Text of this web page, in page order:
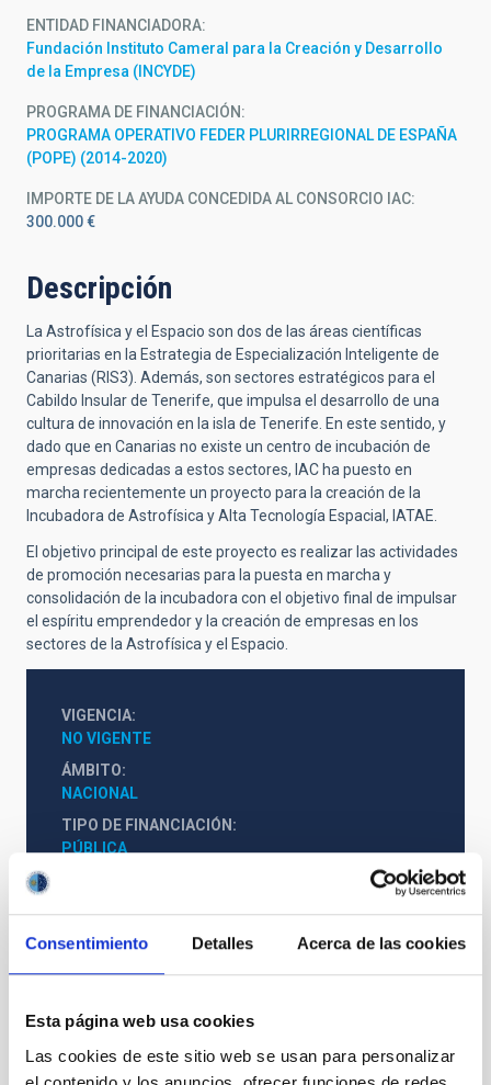
Consentimiento Detalles Acerca de las cookies
Esta página web usa cookies
Las cookies de este sitio web se usan para personalizar
ENTIDAD FINANCIADORA
Fundación Instituto Cameral para la Creación y Desarrollo
de la Empresa (INCYDE)
PROGRAMA DE FINANCIACIÓN
PROGRAMA OPERATIVO FEDER PLURIRREGIONAL DE ESPAÑA
(POPE) (2014-2020)
IMPORTE DE LA AYUDA CONCEDIDA AL CONSORCIO IAC
300.000 €
Descripción
La Astrofísica y el Espacio son dos de las áreas científicas
prioritarias en la Estrategia de Especialización Inteligente de
Canarias (RIS3). Además, son sectores estratégicos para el
Cabildo Insular de Tenerife, que impulsa el desarrollo de una
cultura de innovación en la isla de Tenerife. En este sentido, y
dado que en Canarias no existe un centro de incubación de
empresas dedicadas a estos sectores, IAC ha puesto en
marcha recientemente un proyecto para la creación de la
Incubadora de Astrofísica y Alta Tecnología Espacial, IATAE.
El objetivo principal de este proyecto es realizar las actividades
de promoción necesarias para la puesta en marcha y
consolidación de la incubadora con el objetivo final de impulsar
el espíritu emprendedor y la creación de empresas en los
sectores de la Astrofísica y el Espacio.
VIGENCIA
NO VIGENTE
ÁMBITO
NACIONAL
TIPO DE FINANCIACIÓN
PÚBLICA